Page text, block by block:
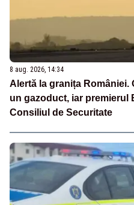
8 aug. 2026, 14:34
Alertă la granița României.
un gazoduct, iar premierul
Consiliul de Securitate